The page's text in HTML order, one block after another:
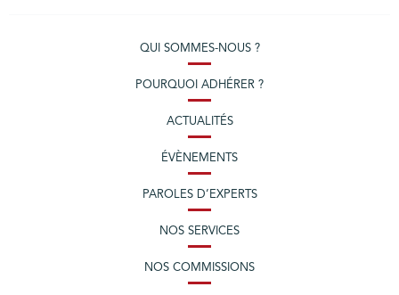
QUI SOMMES-NOUS ?
POURQUOI ADHÉRER ?
ACTUALITÉS
ÉVÈNEMENTS
PAROLES D’EXPERTS
NOS SERVICES
NOS COMMISSIONS